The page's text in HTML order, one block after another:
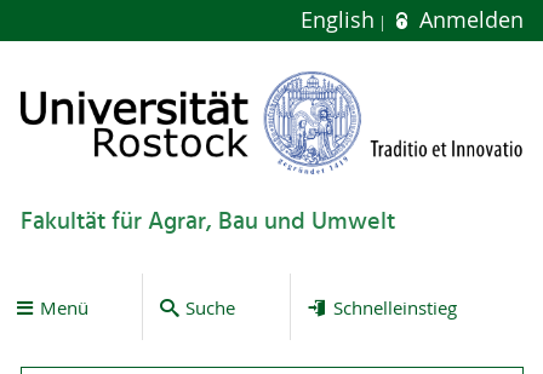
English Anmelden
Fakultät für Agrar, Bau und Umwelt
Menü Suche Schnelleinstieg